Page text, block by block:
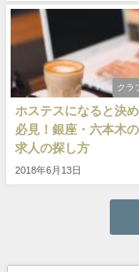
クラ
ホステスになると決
必見！銀座・六本木
求人の探し方
2018年6月13日